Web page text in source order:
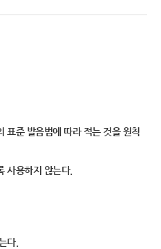
표준 발음법에 따라 적는 것을 원칙
사용하지 않는다.
다.